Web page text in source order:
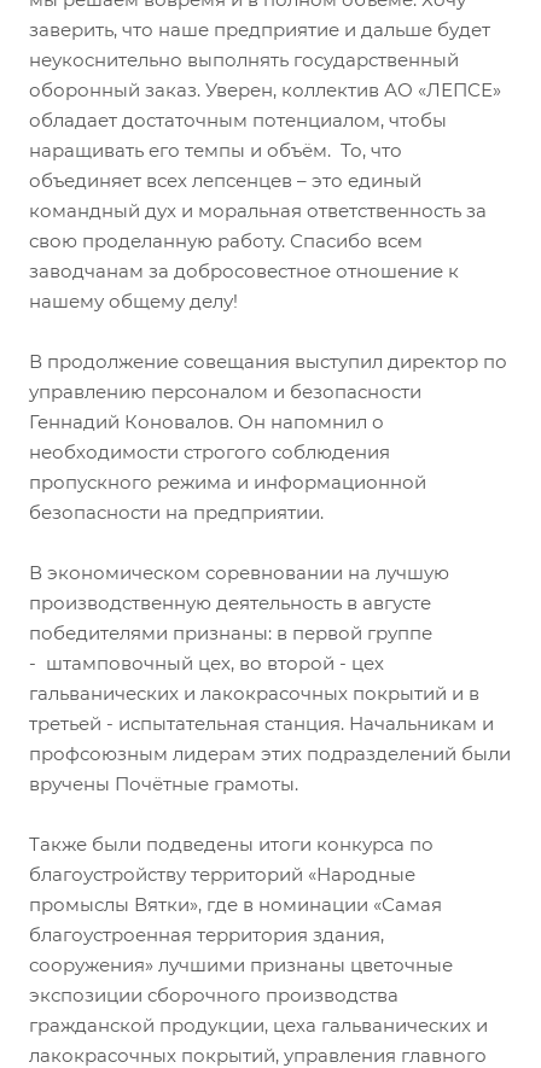
заверить, что наше предприятие и дальше будет
неукоснительно выполнять государственный
оборонный заказ. Уверен, коллектив АО «ЛЕПСЕ»
обладает достаточным потенциалом, чтобы
наращивать его темпы и объём. То, что
объединяет всех лепсенцев – это единый
командный дух и моральная ответственность за
свою проделанную работу. Спасибо всем
заводчанам за добросовестное отношение к
нашему общему делу!
В продолжение совещания выступил директор по
управлению персоналом и безопасности
Геннадий Коновалов. Он напомнил о
необходимости строгого соблюдения
пропускного режима и информационной
безопасности на предприятии.
В экономическом соревновании на лучшую
производственную деятельность в августе
победителями признаны: в первой группе
- штамповочный цех, во второй - цех
гальванических и лакокрасочных покрытий и в
третьей - испытательная станция. Начальникам и
профсоюзным лидерам этих подразделений были
вручены Почётные грамоты.
Также были подведены итоги конкурса по
благоустройству территорий «Народные
промыслы Вятки», где в номинации «Самая
благоустроенная территория здания,
сооружения» лучшими признаны цветочные
экспозиции сборочного производства
гражданской продукции, цеха гальванических и
лакокрасочных покрытий, управления главного